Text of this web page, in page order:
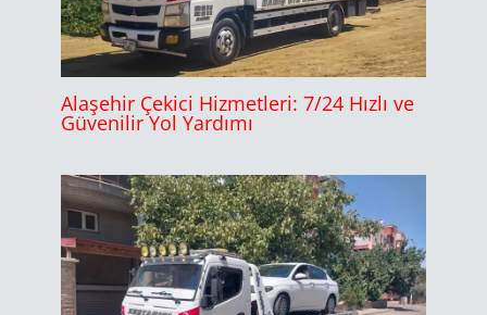
Alaşehir Çekici Hizmetleri: 7/24 Hızlı ve
Güvenilir Yol Yardımı